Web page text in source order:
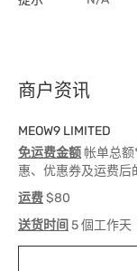
商户资讯
MEOW9 LIMITED
免运费金额帐单总
惠、优惠券及运费后
运费$80
送货时间 5 個工作天